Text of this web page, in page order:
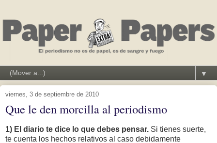
▼
viernes, 3 de septiembre de 2010
Que le den morcilla al periodismo
1) El diario te dice lo que debes pensar. Si tienes suerte,
te cuenta los hechos relativos al caso debidamente